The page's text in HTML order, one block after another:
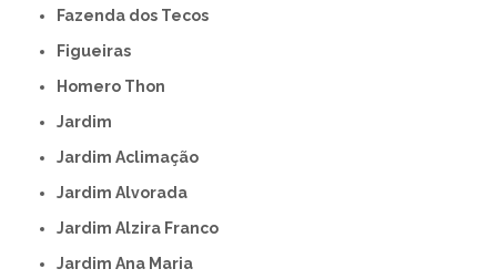
Fazenda dos Tecos
Figueiras
Homero Thon
Jardim
Jardim Aclimação
Jardim Alvorada
Jardim Alzira Franco
Jardim Ana Maria